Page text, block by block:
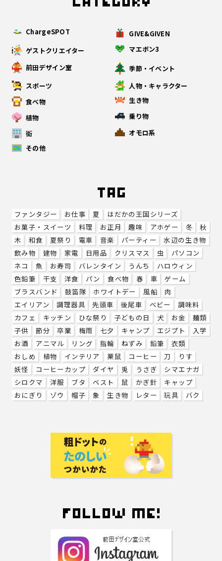
ChargeSPOT
GIVE&GIVEN
ゲストクリエイター
マエボン3
前田デザイン室
季節・イベント
スポーツ
人物・キャラクター
食べ物
生き物
植物
乗り物
街
オモロ系
その他
ファンタジー お仕事 夏
はだかの王国シリーズ
お菓子・スイーツ
料理 お正月 趣味 アホゲー 冬
秋
木
和食 夏祭り 電車 音楽 パーティー
水辺の生き物
飲み物
建物 家電 日用品 クリスマス 虫
パソコン
ネコ
魚 お寿司 バレンタイン うんち
ハロウィン
色鉛筆
干支 洋食 パン 食べ物 春 車
ゲーム
ブラスバンド
鼓笛隊 ホワイトデー 風船
肉
エイリアン
調理器具 先頭車 後尾車 ベビー
調味料
カフェ
キッチン ひな祭り 子どもの日 犬 お金
麺類
子供
節分 卒業 梅雨 七夕 キャンプ エジプト
入学
お酒
アニマル リング 指輪 ねずみ 鉛筆
衣類
おしめ
植物 インテリア 栗鼠 コーヒー 刀
りす
妖怪
コーヒーカップ ダイヤ 兎 うさぎ
シマエナガ
シロクマ
洋服 ブタ ベスト 鼠 かぎ針
キャップ
おにぎり
ゾウ 帽子 象 生き物 レター 玩具 バク